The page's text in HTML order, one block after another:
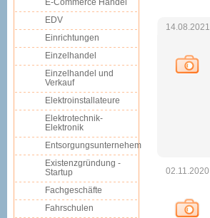
14.08.2021
02.11.2020
E-Commerce Handel
EDV
Einrichtungen
Einzelhandel
Einzelhandel und
Verkauf
Elektroinstallateure
Elektrotechnik-
Elektronik
Entsorgungsunternehem
Existenzgründung -
Startup
Fachgeschäfte
Fahrschulen